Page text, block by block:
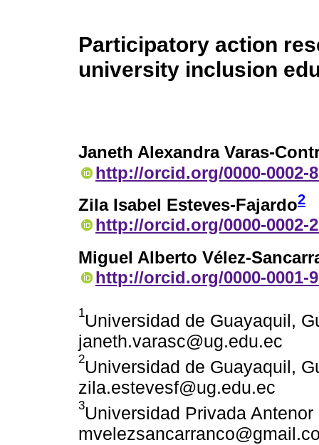
Participatory action
university inclusion
Janeth Alexandra Varas-
http://orcid.org/0000-0002-
Zila Isabel Esteves-Fajardo2
http://orcid.org/0000-0002-
Miguel Alberto Vélez-
http://orcid.org/0000-0001-
1Universidad de Guayaquil,
janeth.varasc@ug.edu.ec
2Universidad de Guayaquil,
zila.estevesf@ug.edu.ec
3Universidad Privada